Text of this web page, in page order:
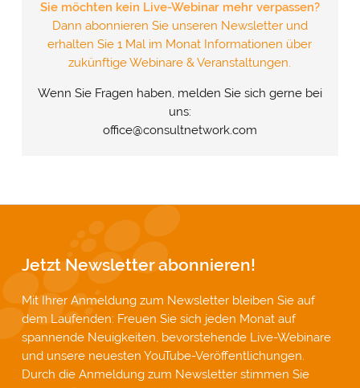
Sie möchten kein Live-Webinar mehr verpassen?
Dann abonnieren Sie unseren Newsletter und
erhalten Sie 1 Mal im Monat Informationen über
zukünftige Webinare & Veranstaltungen.
Wenn Sie Fragen haben, melden Sie sich gerne bei
uns:
office@consultnetwork.com
Jetzt Newsletter abonnieren!
Mit Ihrer Anmeldung zum Newsletter bleiben Sie auf
dem Laufenden: Freuen Sie sich jeden Monat auf
spannende Neuigkeiten, bevorstehende Live-Webinare
und unsere neuesten YouTube-Veröffentlichungen.
Durch die Anmeldung zum Newsletter stimmen Sie